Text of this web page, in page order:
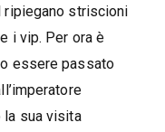
ripiegano striscioni
i vip. Per ora è
essere passato
la sua visita